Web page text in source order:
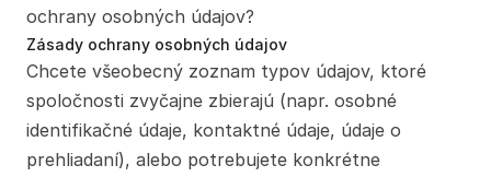
ochrany osobných údajov?
Zásady ochrany osobných údajov
Chcete všeobecný zoznam typov údajov, ktoré
spoločnosti zvyčajne zbierajú (napr. osobné
identifikačné údaje, kontaktné údaje, údaje o
prehliadaní), alebo potrebujete konkrétne